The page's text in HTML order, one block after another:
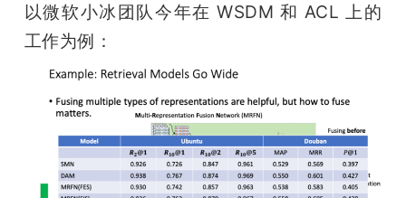
以微软小冰团队今年在 WSDM 和 ACL 上的
工作为例：